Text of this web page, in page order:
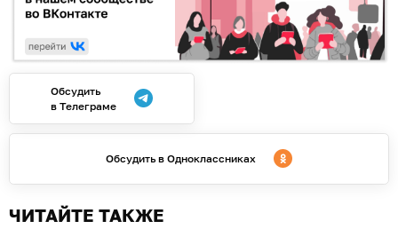
Обсудить
в Телеграме
Обсудить в Одноклассниках
ЧИТАЙТЕ ТАКЖЕ